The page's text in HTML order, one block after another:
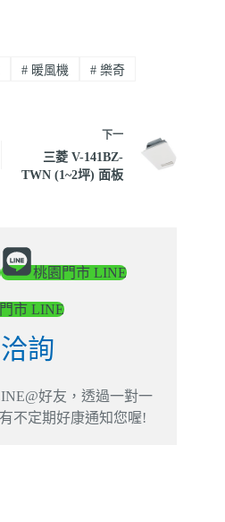
# 暖風機 # 樂奇
下一
三菱 V-141BZ-
TWN (1~2坪) 面板
桃園門市 LINE
市 LINE
詢
好友，透過一對一
不定期好康通知您喔!